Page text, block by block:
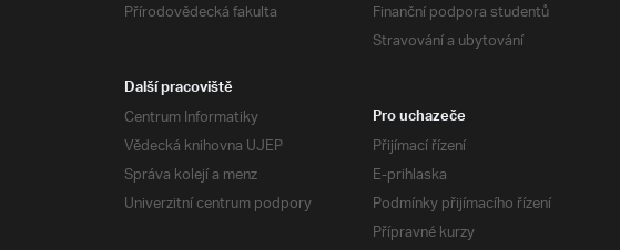
Přírodovědecká fakulta
Finanční podpora studentů
Stravování a ubytování
Další pracoviště
Centrum Informatiky
Vědecká knihovna UJEP
Správa kolejí a menz
Univerzitní centrum podpory
Pro uchazeče
Přijímací řízení
E-prihlaska
Podmínky přijímacího řízení
Přípravné kurzy